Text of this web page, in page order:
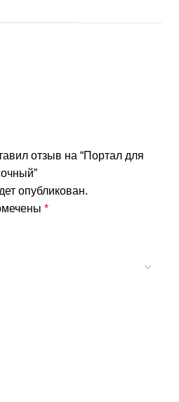
отзыв на “Портал для
опубликован.
*